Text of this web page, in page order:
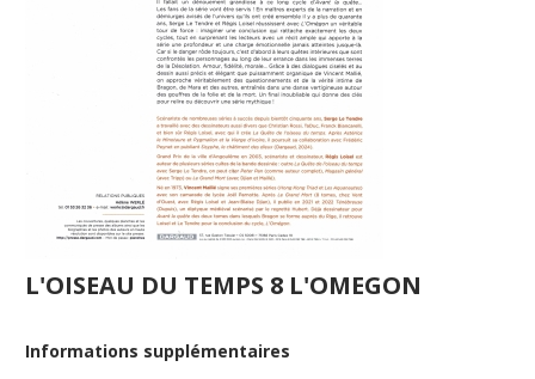
L'OISEAU DU TEMPS 8 L'OMEGON
Informations supplémentaires